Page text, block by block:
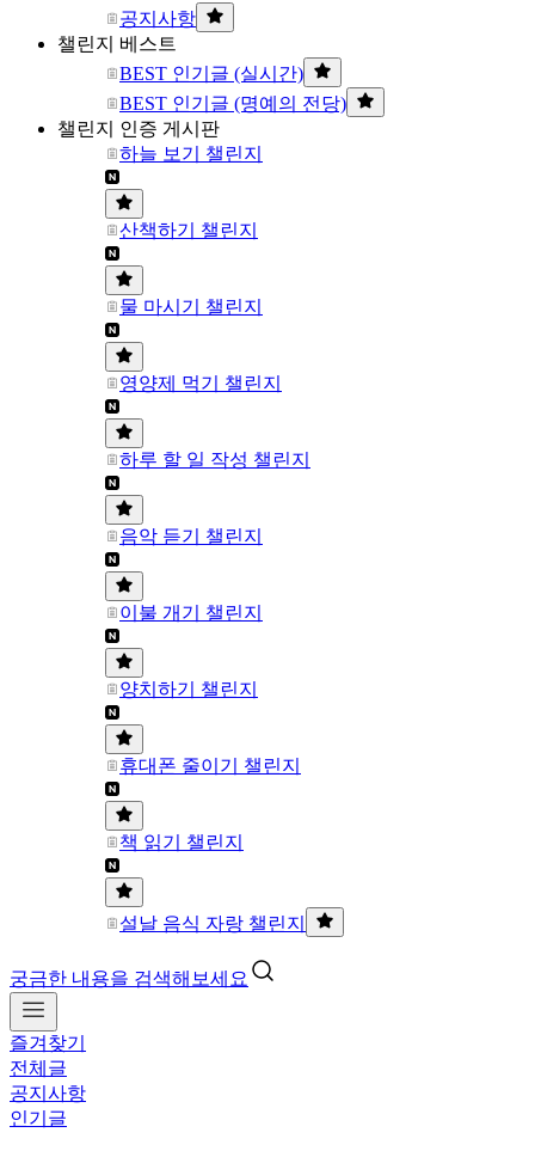
공지사항
챌린지 베스트
BEST 인기글 (실시간)
BEST 인기글 (명예의 전당)
챌린지 인증 게시판
하늘 보기 챌린지
산책하기 챌린지
물 마시기 챌린지
영양제 먹기 챌린지
하루 할 일 작성 챌린지
음악 듣기 챌린지
이불 개기 챌린지
양치하기 챌린지
휴대폰 줄이기 챌린지
책 읽기 챌린지
설날 음식 자랑 챌린지
궁금한 내용을 검색해보세요
즐겨찾기
전체글
공지사항
인기글